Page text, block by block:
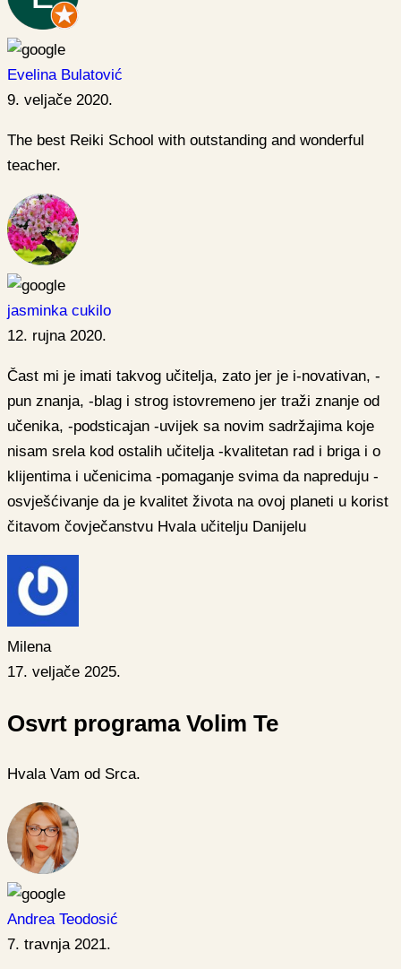
Evelina Bulatović
9. veljače 2020.
The best Reiki School with outstanding and wonderful
teacher.
jasminka cukilo
12. rujna 2020.
Čast mi je imati takvog učitelja, zato jer je i-novativan, -
pun znanja, -blag i strog istovremeno jer traži znanje od
učenika, -podsticajan -uvijek sa novim sadržajima koje
nisam srela kod ostalih učitelja -kvalitetan rad i briga i o
klijentima i učenicima -pomaganje svima da napreduju -
osvješćivanje da je kvalitet života na ovoj planeti u korist
čitavom čovječanstvu Hvala učitelju Danijelu
Milena
17. veljače 2025.
Osvrt programa Volim Te
Hvala Vam od Srca.
Andrea Teodosić
7. travnja 2021.